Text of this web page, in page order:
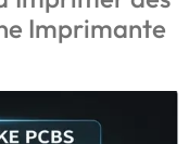
Imprimante